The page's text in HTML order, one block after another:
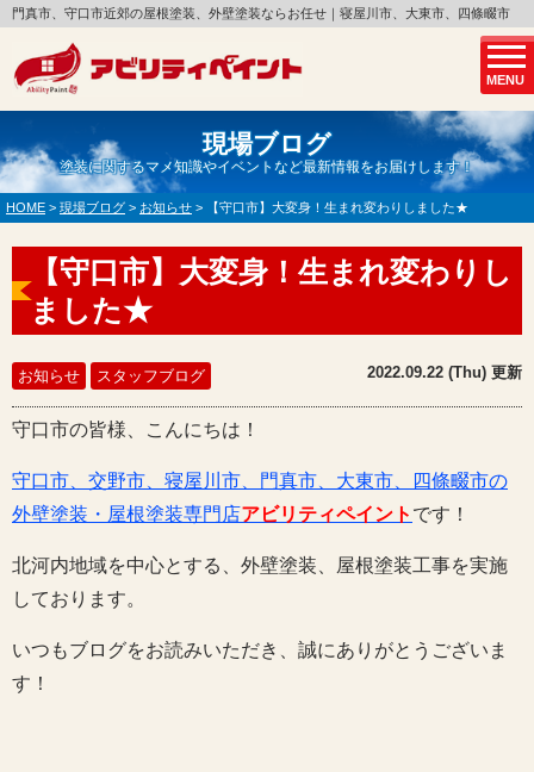
MENU
門真市、守口市近郊の屋根塗装、外壁塗装ならお任せ｜寝屋川市、大東市、四條畷市
現場ブログ
塗装に関するマメ知識やイベントなど最新情報をお届けします！
HOME > 現場ブログ > お知らせ > 【守口市】大変身！生まれ変わりしました★
【守口市】大変身！生まれ変わりし
ました★
お知らせ スタッフブログ 2022.09.22 (Thu) 更新
守口市の皆様、こんにちは！
守口市、交野市、寝屋川市、門真市、大東市、四條畷市の
外壁塗装・屋根塗装専門店アビリティペイント です！
北河内地域を中心とする、外壁塗装、屋根塗装工事を実施
しております。
いつもブログをお読みいただき、誠にありがとうございま
す！